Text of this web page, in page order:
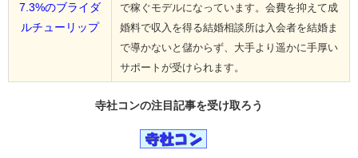
7.3%のブライダ
ルチューリップ
で稼ぐモデルになっています。会費を抑えて成
婚料で収入を得る結婚相談所は入会者を結婚ま
で導かないと儲からず、大手より遥かに手厚い
サポートが受けられます。
寺社コンの注目記事を受け取ろう